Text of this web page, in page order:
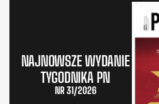
NAJNOWSZE WYDANIE
TYGODNIKA PN
NR 31/2026